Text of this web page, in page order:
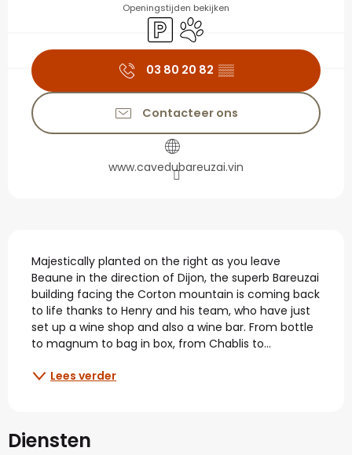
Openingstijden bekijken
ParkeerplaatsDieren toegelaten
03 80 20 82 ▒▒
Contacteer ons
www.cavedubareuzai.vin
Beschrijving
Majestically planted on the right as you leave
Beaune in the direction of Dijon, the superb Bareuzai
building facing the Corton mountain is coming back
to life thanks to Henry and his team, who have just
set up a wine shop and also a wine bar. From bottle
to magnum to bag in box, from Chablis to...
Lees verder
Diensten